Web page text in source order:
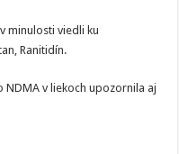
minulosti viedli ku
Ranitidín.
v liekoch upozornila aj